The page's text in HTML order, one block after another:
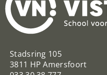
Stadsring 105
3811 HP Amersfoort